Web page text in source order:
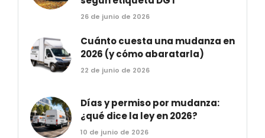
26 de junio de 2026
Cuánto cuesta una mudanza en
2026 (y cómo abaratarla)
22 de junio de 2026
Días y permiso por mudanza:
¿qué dice la ley en 2026?
10 de junio de 2026